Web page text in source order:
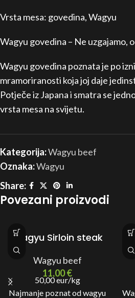
Vrsta mesa: govedina, Wagyu
Wagyu govedina – Ne uzgajamo,
Wagyu govedina poznata je po
mramoriranosti koja joj daje
Potječe iz Japana i smatra se
vrsta mesa na svijetu.
Kategorija:Wagyu beef
Oznaka:Wagyu
Share:
Povezani proizvodi
Wagyu Sirloin steak
Wagyu beef
11,00€
50,00 eur/kg
Najmanje poznat od wagyu